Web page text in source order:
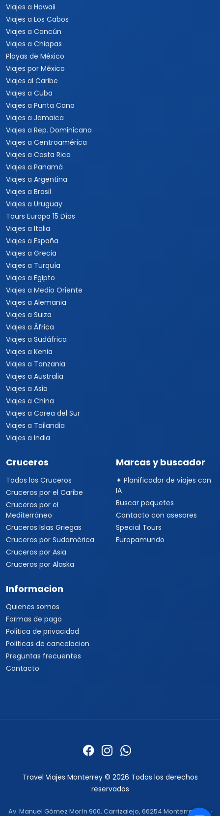
Viajes a Colombia
Viajes a Perú
Viajes a Sudamérica
Viajes a Estados Unidos
Viajes a Nueva York
Viajes a Las Vegas
Viajes a Orlando
Viajes a Hawaii
Viajes a Los Cabos
Viajes a Cancún
Viajes a Chiapas
Playas de México
Viajes por México
Viajes al Caribe
Viajes a Cuba
Viajes a Punta Cana
Viajes a Jamaica
Viajes a Rep. Dominicana
Viajes a Centroamérica
Viajes a Costa Rica
Viajes a Panamá
Viajes a Argentina
Viajes a Brasil
Viajes a Uruguay
Tours Europa 15 Días
Viajes a Italia
Viajes a España
Viajes a Grecia
Viajes a Turquía
Viajes a Egipto
Viajes a Medio Oriente
Viajes a Alemania
Viajes a Suiza
Viajes a África
Viajes a Sudáfrica
Viajes a Kenia
Viajes a Australia
Viajes a Asia
Viajes a Corea del Sur
Viajes a Tailandia
Viajes a India
Cruceros
Todos los Cruceros
Cruceros por el
Mediterráneo
Cruceros Islas Griegas
Cruceros por Sudamérica
Cruceros por Asia
Cruceros por Alaska
Marcas y buscador
Informacion
Politica de privacidad